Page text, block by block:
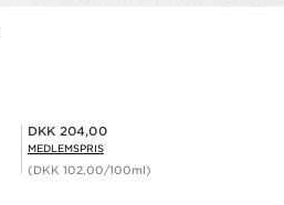
Medlemspris DKK 204,00
DKK 204,00
MEDLEMSPRIS
(DKK 102,00/100ml)